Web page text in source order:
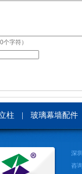
字符）
柱 | 玻璃幕墙配件
深
咨